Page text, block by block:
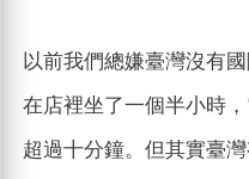
以前我們總嫌臺灣沒有
在店裡坐了一個半小時
超過十分鐘。但其實臺